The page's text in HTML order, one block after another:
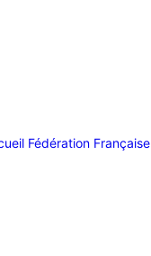
Fédération Française